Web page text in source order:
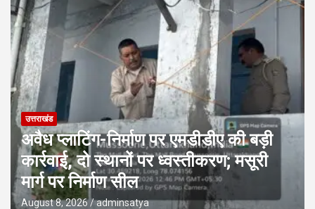
उत्तराखंड
अवैध प्लाटिंग-निर्माण पर एमडीडीए की बड़ी
कार्रवाई, दो स्थानों पर ध्वस्तीकरण; मसूरी
मार्ग पर निर्माण सील
August 8, 2026 adminsatya